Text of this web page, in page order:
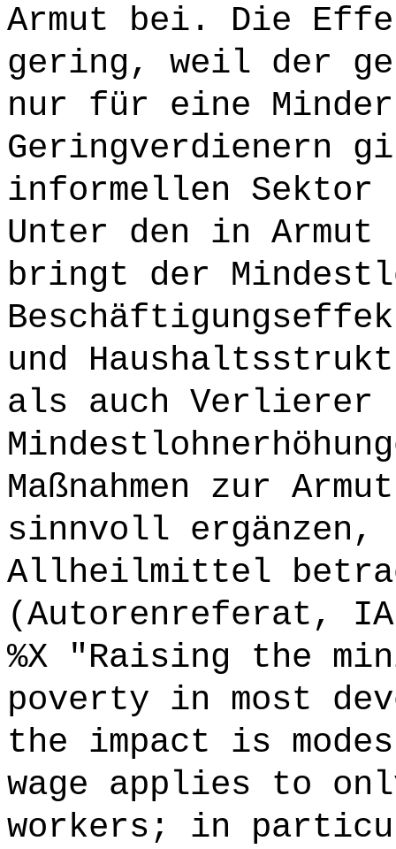
Armut bei. Die
gering, weil der
nur für eine
Geringverdienern
informellen
Unter den in Armut
bringt der
und
als auch Verlierer
Maßnahmen zur
sinnvoll
Allheilmittel
(Autorenreferat,
%X "Raising the
poverty in most
the impact is
wage applies to
workers; in